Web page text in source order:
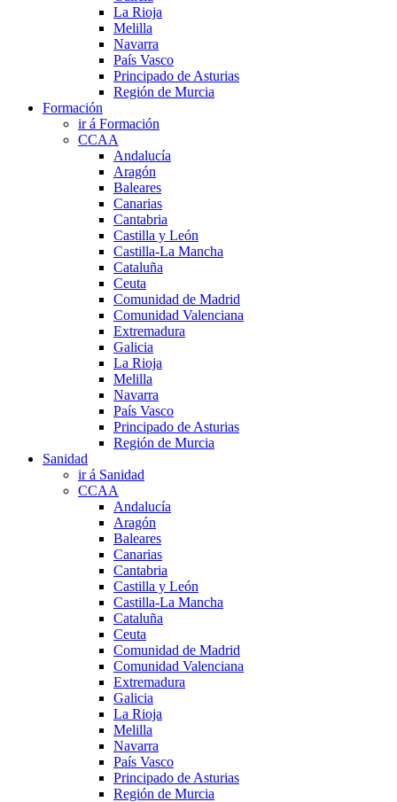
La Rioja
Melilla
Navarra
País Vasco
Principado de Asturias
Región de Murcia
Formación
ir á Formación
CCAA
Andalucía
Aragón
Baleares
Canarias
Cantabria
Castilla y León
Castilla-La Mancha
Cataluña
Ceuta
Comunidad de Madrid
Comunidad Valenciana
Extremadura
Galicia
La Rioja
Melilla
Navarra
País Vasco
Principado de Asturias
Región de Murcia
Sanidad
ir á Sanidad
CCAA
Andalucía
Aragón
Baleares
Canarias
Cantabria
Castilla y León
Castilla-La Mancha
Cataluña
Ceuta
Comunidad de Madrid
Comunidad Valenciana
Extremadura
Galicia
La Rioja
Melilla
Navarra
País Vasco
Principado de Asturias
Región de Murcia